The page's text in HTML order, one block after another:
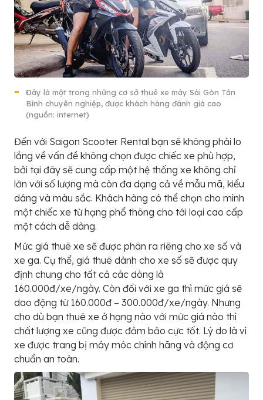
Đây là một trong những cơ sở thuê xe máy Sài Gòn Tân
Bình chuyên nghiệp, được khách hàng đánh giá cao
(nguồn: internet)
Đến với Saigon Scooter Rental bạn sẽ không phải lo
lắng về vấn đề không chọn được chiếc xe phù hợp,
bởi tại đây sẽ cung cấp một hệ thống xe không chỉ
lớn với số lượng mà còn đa dạng cả về mẫu mã, kiểu
dáng và màu sắc. Khách hàng có thể chọn cho mình
một chiếc xe từ hạng phổ thông cho tới loại cao cấp
một cách dễ dàng.
Mức giá thuê xe sẽ được phân ra riêng cho xe số và
xe ga. Cụ thể, giá thuê dành cho xe số sẽ được quy
định chung cho tất cả các dòng là
160.000đ/xe/ngày. Còn đối với xe ga thì mức giá sẽ
dao động từ 160.000đ – 300.000đ/xe/ngày. Nhưng
cho dù bạn thuê xe ở hạng nào với mức giá nào thì
chất lượng xe cũng được đảm bảo cực tốt. Lý do là vì
xe được trang bị máy móc chính hãng và động cơ
chuẩn an toàn.